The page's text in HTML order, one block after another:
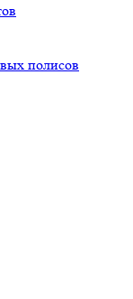
полисов